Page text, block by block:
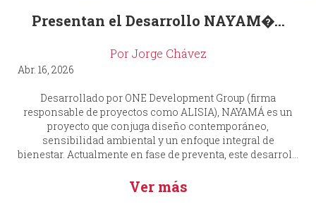
Presentan el Desarrollo NAYAM�...
Por Jorge Chávez
Abr. 16, 2026
Desarrollado por ONE Development Group (firma
responsable de proyectos como ALISIA), NAYAMÁ es un
proyecto que conjuga diseño contemporáneo,
sensibilidad ambiental y un enfoque integral de
bienestar. Actualmente en fase de preventa, este desarrol...
Ver más